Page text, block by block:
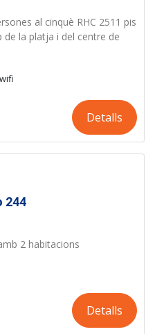
al cinquè RHC 2511 pis
de la platja i del centre de
wifi
Detalls
244
2 habitacions
Detalls